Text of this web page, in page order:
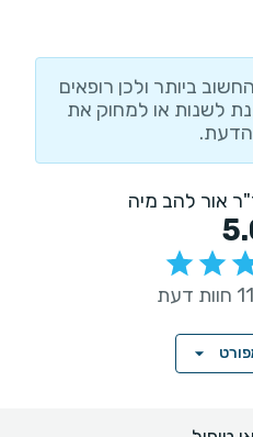
ביותר ולכן רופאים
לשנות או למחוק את
הדעת.
אור להב מיה